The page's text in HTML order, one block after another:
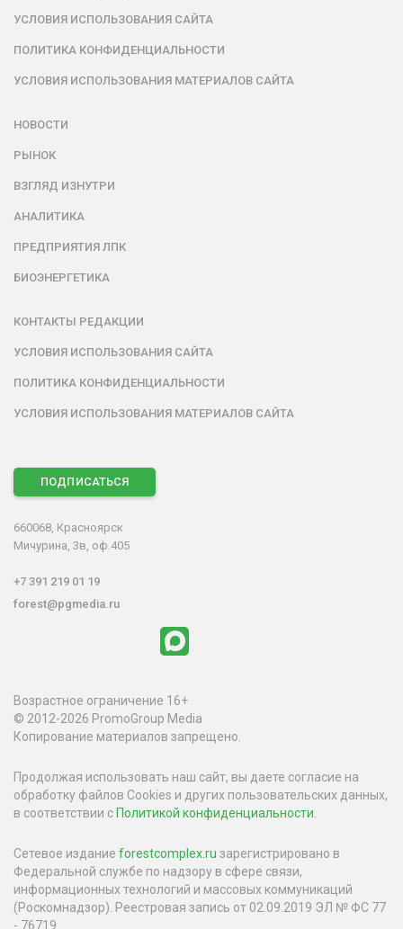
УСЛОВИЯ ИСПОЛЬЗОВАНИЯ САЙТА
ПОЛИТИКА КОНФИДЕНЦИАЛЬНОСТИ
УСЛОВИЯ ИСПОЛЬЗОВАНИЯ МАТЕРИАЛОВ САЙТА
НОВОСТИ
РЫНОК
ВЗГЛЯД ИЗНУТРИ
АНАЛИТИКА
ПРЕДПРИЯТИЯ ЛПК
БИОЭНЕРГЕТИКА
КОНТАКТЫ РЕДАКЦИИ
УСЛОВИЯ ИСПОЛЬЗОВАНИЯ САЙТА
ПОЛИТИКА КОНФИДЕНЦИАЛЬНОСТИ
УСЛОВИЯ ИСПОЛЬЗОВАНИЯ МАТЕРИАЛОВ САЙТА
ПОДПИСАТЬСЯ
660068, Красноярск
Мичурина, 3в, оф.405
+7 391 219 01 19
forest@pgmedia.ru
Возрастное ограничение 16+
© 2012-2026 PromoGroup Media
Копирование материалов запрещено.
Продолжая использовать наш сайт, вы даете согласие на
обработку файлов Cookies и других пользовательских данных,
в соответствии с Политикой конфиденциальности
Сетевое издание forestcomplex.ru зарегистрировано в
Федеральной службе по надзору в сфере связи,
информационных технологий и массовых коммуникаций
(Роскомнадзор). Реестровая запись от 02.09.2019 ЭЛ № ФС 77
- 76719.